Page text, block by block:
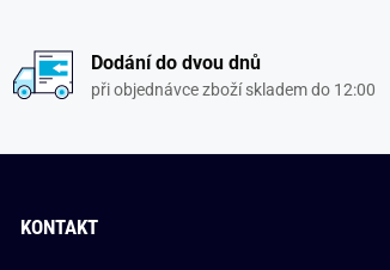
Dodání do dvou dnů
při objednávce zboží skladem do 12:00
KONTAKT